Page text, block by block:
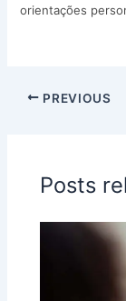
orientações
PREVIOUS
Posts